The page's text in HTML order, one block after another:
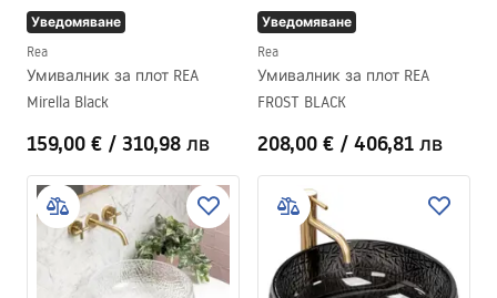
Уведомяване
Rea
Умивалник за плот REA
Mirella Black
159,00 € / 310,98 лв
Уведомяване
Rea
Умивалник за плот REA
FROST BLACK
208,00 € / 406,81 лв